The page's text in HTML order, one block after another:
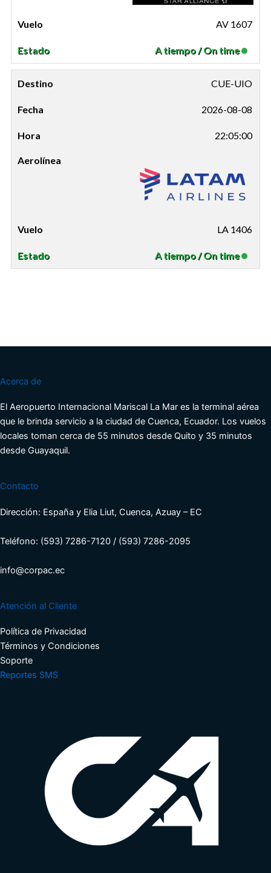
Acerca de
El Aeropuerto Internacional Mariscal La Mar es la terminal aérea
que le brinda servicio a la ciudad de Cuenca, Ecuador. Los vuelos
locales toman cerca de 55 minutos desde Quito y 35 minutos
desde Guayaquil.
Contacto
Dirección: España y Elia Liut, Cuenca, Azuay – EC
Teléfono: (593) 7286-7120 / (593) 7286-2095
info@corpac.ec
Atención al Cliente
Política de Privacidad
Términos y Condiciones​
Soporte​
Reportes SMS